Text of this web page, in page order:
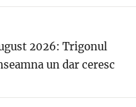
2026: Trigonul
un dar ceresc